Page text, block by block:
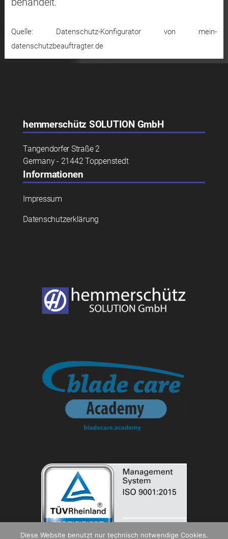
Quelle: Datenschutz-Konfigurator von mein-
datenschutzbeauftragter.de
hemmerschütz SOLUTION GmbH
Tangendorfer Straße 2
Germany - 21442 Toppenstedt
Informationen
Impressum
Datenschutzerklärung
Diese Website benutzt nur technisch notwendige Cookies.